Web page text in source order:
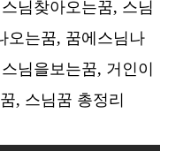
님찾아오는꿈, 스님
오는꿈, 꿈에스님나
님을보는꿈, 거인이
, 스님꿈 총정리